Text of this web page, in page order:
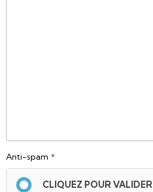
Anti-spam
CLIQUEZ POUR VALIDER